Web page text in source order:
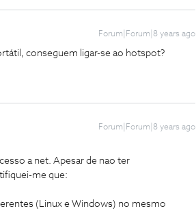
Forum|Forum|8 years ago
conseguem ligar-se ao hotspot?
Forum|Forum|8 years ago
a net. Apesar de nao ter
me que:
(Linux e Windows) no mesmo